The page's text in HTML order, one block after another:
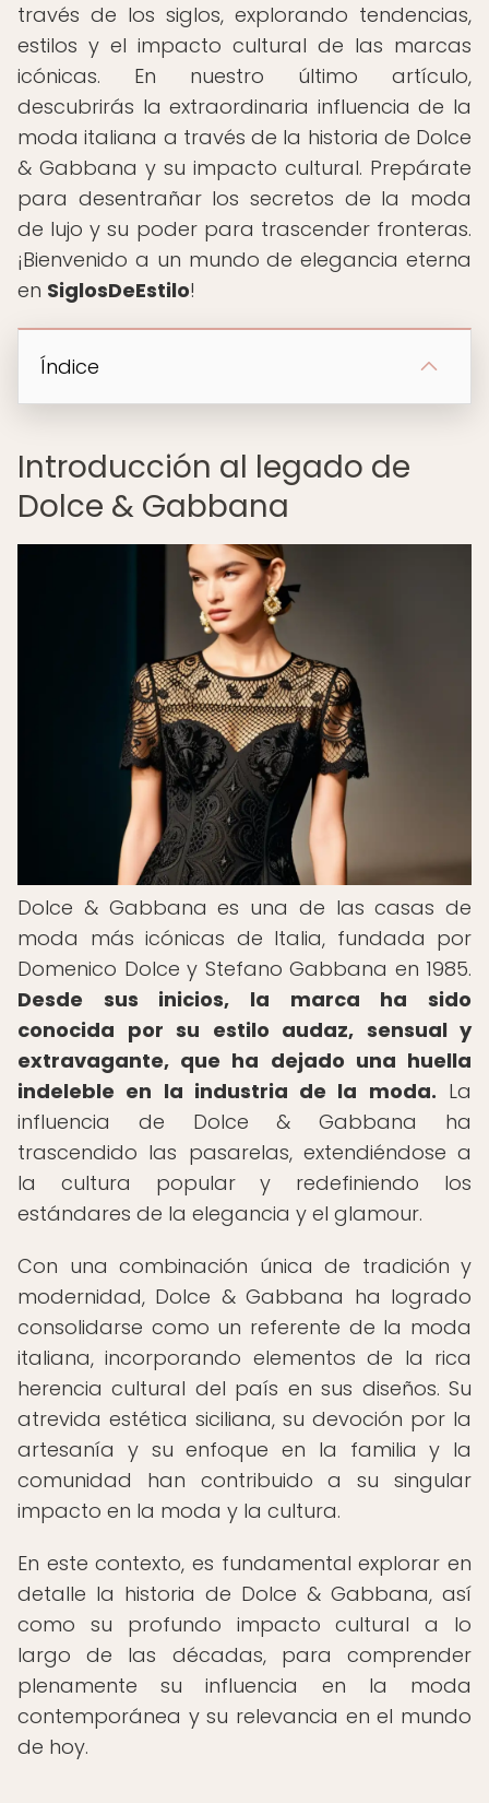
través de los siglos, explorando tendencias,
estilos y el impacto cultural de las marcas
icónicas. En nuestro último artículo,
descubrirás la extraordinaria influencia de la
moda italiana a través de la historia de Dolce
& Gabbana y su impacto cultural. Prepárate
para desentrañar los secretos de la moda
de lujo y su poder para trascender fronteras.
¡Bienvenido a un mundo de elegancia eterna
en SiglosDeEstilo!
Índice
Introducción al legado de
Dolce & Gabbana
Dolce & Gabbana es una de las casas de
moda más icónicas de Italia, fundada por
Domenico Dolce y Stefano Gabbana en 1985.
Desde sus inicios, la marca ha sido
conocida por su estilo audaz, sensual y
extravagante, que ha dejado una huella
indeleble en la industria de la moda. La
influencia de Dolce & Gabbana ha
trascendido las pasarelas, extendiéndose a
la cultura popular y redefiniendo los
estándares de la elegancia y el glamour.
Con una combinación única de tradición y
modernidad, Dolce & Gabbana ha logrado
consolidarse como un referente de la moda
italiana, incorporando elementos de la rica
herencia cultural del país en sus diseños. Su
atrevida estética siciliana, su devoción por la
artesanía y su enfoque en la familia y la
comunidad han contribuido a su singular
impacto en la moda y la cultura.
En este contexto, es fundamental explorar en
detalle la historia de Dolce & Gabbana, así
como su profundo impacto cultural a lo
largo de las décadas, para comprender
plenamente su influencia en la moda
contemporánea y su relevancia en el mundo
de hoy.